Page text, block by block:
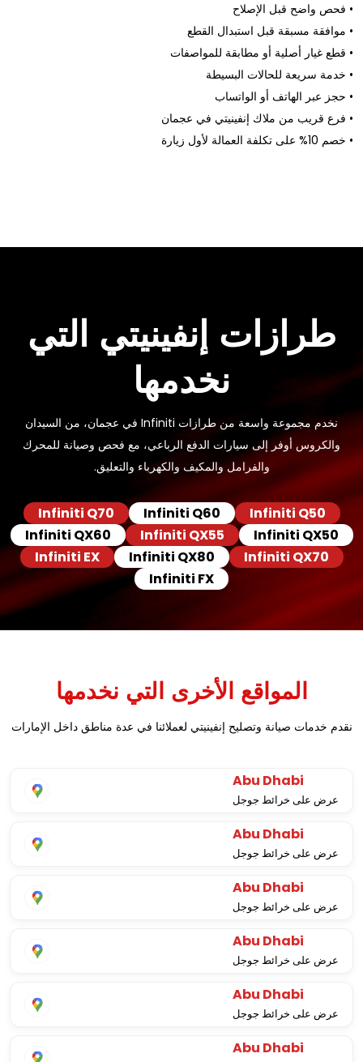
فحص واضح قبل الإصلاح •
موافقة مسبقة قبل استبدال القطع •
قطع غيار أصلية أو مطابقة للمواصفات •
خدمة سريعة للحالات البسيطة •
حجز عبر الهاتف أو الواتساب •
فرع قريب من ملاك إنفينيتي في عجمان •
خصم 10% على تكلفة العمالة لأول زيارة •
طرازات إنفينيتي التي
نخدمها
نخدم مجموعة واسعة من طرازات Infiniti في عجمان، من السيدان
والكروس أوفر إلى سيارات الدفع الرباعي، مع فحص وصيانة للمحرك
والفرامل والمكيف والكهرباء والتعليق.
Infiniti Q50
Infiniti Q60
Infiniti Q70
Infiniti QX50
Infiniti QX55
Infiniti QX60
Infiniti QX70
Infiniti QX80
Infiniti EX
Infiniti FX
المواقع الأخرى التي نخدمها
نقدم خدمات صيانة وتصليح إنفينيتي لعملائنا في عدة مناطق داخل الإمارات
Abu Dhabi
عرض على خرائط جوجل
Abu Dhabi
عرض على خرائط جوجل
Abu Dhabi
عرض على خرائط جوجل
Abu Dhabi
عرض على خرائط جوجل
Abu Dhabi
عرض على خرائط جوجل
Abu Dhabi